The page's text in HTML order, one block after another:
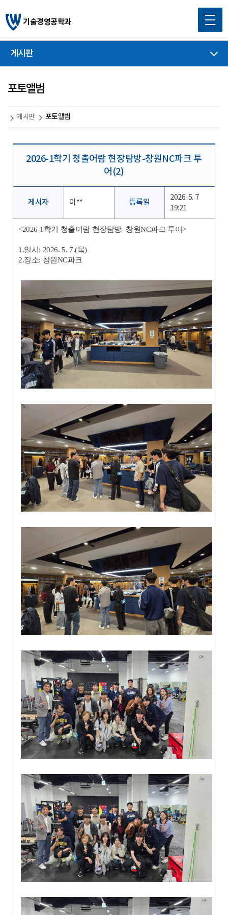
기술경영공학과
게시판
포토앨범
게시판 포토앨범
2026-1학기 청출어람 현장탐방-창원NC파크 투
어(2)
게시자 이** 등록일
2026. 5. 7
19:21
<2026-1학기 청출어람 현장탐방- 창원NC파크 투어>
1.일시: 2026. 5. 7.(목)
2.장소: 창원NC파크